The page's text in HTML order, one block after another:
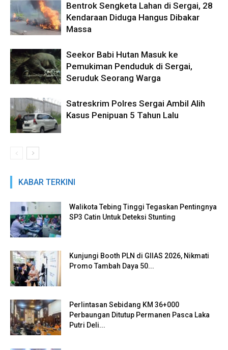
Bentrok Sengketa Lahan di Sergai, 28
Kendaraan Diduga Hangus Dibakar
Massa
Seekor Babi Hutan Masuk ke
Pemukiman Penduduk di Sergai,
Seruduk Seorang Warga
Satreskrim Polres Sergai Ambil Alih
Kasus Penipuan 5 Tahun Lalu
KABAR TERKINI
Walikota Tebing Tinggi Tegaskan Pentingnya
SP3 Catin Untuk Deteksi Stunting
Kunjungi Booth PLN di GIIAS 2026, Nikmati
Promo Tambah Daya 50...
Perlintasan Sebidang KM 36+000
Perbaungan Ditutup Permanen Pasca Laka
Putri Deli...